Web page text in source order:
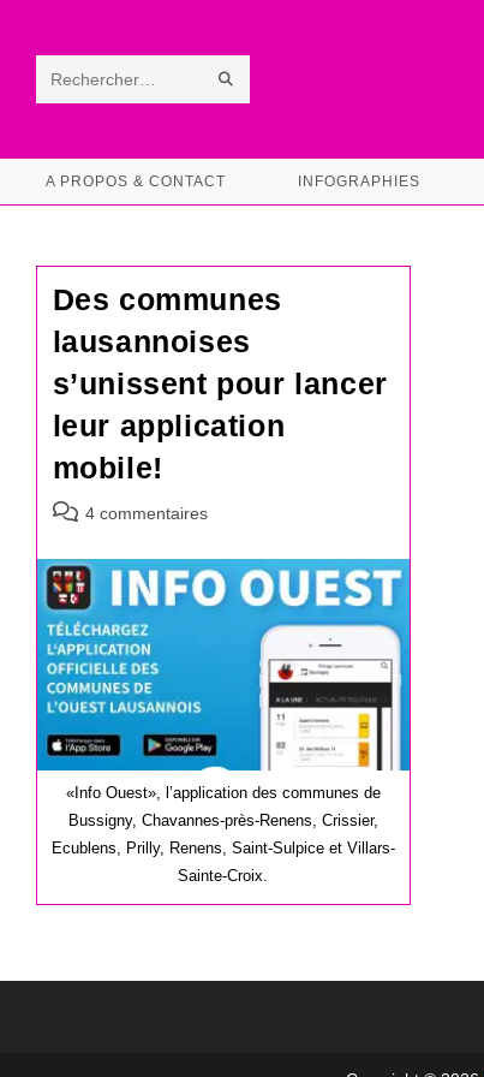
contentRechercher
ce RECHERCHE
A PROPOS & CONTACT INFOGRAPHIES
Des communes
lausannoises
s’unissent pour lancer
leur application
mobile!
Commentaires
la
publication :
4 commentaires
«Info Ouest», l’application des communes de
Bussigny, Chavannes-près-Renens, Crissier,
Ecublens, Prilly, Renens, Saint-Sulpice et Villars-
Sainte-Croix.